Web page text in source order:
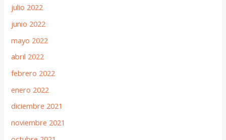
julio 2022
junio 2022
mayo 2022
abril 2022
febrero 2022
enero 2022
diciembre 2021
noviembre 2021